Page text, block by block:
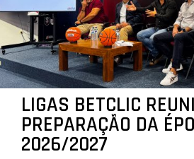
LIGAS BETCLIC
PREPARAÇÃO DA
2026/2027